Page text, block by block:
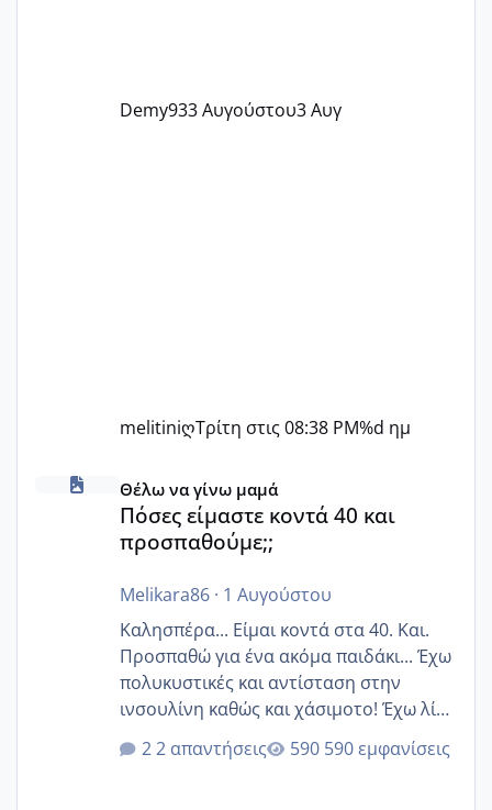
Demy933 Αυγούστου3 Αυγ
melitiniღΤρίτη στις 08:38 PM%d ημ
Πόσες είμαστε κοντά 40 και προσπαθούμε;;
Θέλω να γίνω μαμά
Πόσες είμαστε κοντά 40 και
προσπαθούμε;;
Melikara86· 1 Αυγούστου
Καλησπέρα... Είμαι κοντά στα 40. Και.
Προσπαθώ για ένα ακόμα παιδάκι... Έχω
πολυκυστικές και αντίσταση στην
ινσουλίνη καθώς και χάσιμοτο! Έχω λίγα
κιλά παραπάνω και όσο κ αν προσπαθώ
δεν χάνω εύκολα! Προσπαθώ για ακόμη
2 απαντήσεις 590 εμφανίσεις